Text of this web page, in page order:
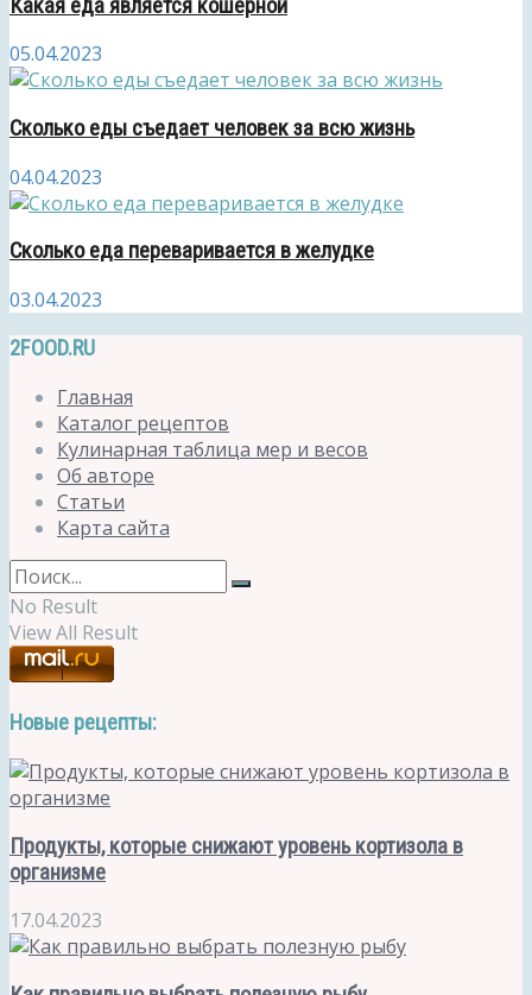
Какая еда является кошерной
05.04.2023
Сколько еды съедает человек за всю жизнь
04.04.2023
Сколько еда переваривается в желудке
03.04.2023
2FOOD.RU
Главная
Каталог рецептов
Кулинарная таблица мер и весов
Об авторе
Статьи
Карта сайта
No Result
View All Result
Новые рецепты:
Продукты, которые снижают уровень кортизола в
организме
17.04.2023